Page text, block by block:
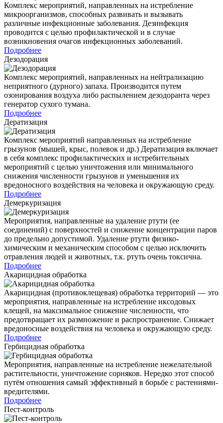
Комплекс мероприятий, направленных на истребление
микроорганизмов, способных развивать и вызывать
различные инфекционные заболевания. Дезинфекция
проводится с целью профилактической и в случае
возникновения очагов инфекционных заболеваний.
Подробнее
Дезодорация
Комплекс мероприятий, направленных на нейтрализацию
неприятного (дурного) запаха. Производится путем
озонирования воздуха либо распылением дезодоранта через
генератор сухого тумана.
Подробнее
Дератизация
Комплекс мероприятий направленных на истребление
грызунов (мышей, крыс, полевок и др.) Дератизация включает
в себя комплекс профилактических и истребительных
мероприятий с целью уничтожения или минимального
снижения численности грызунов и уменьшения их
вредоносного воздействия на человека и окружающую среду.
Подробнее
Демеркуризация
Мероприятия, направленные на удаление ртути (ее
соединений) с поверхностей и снижение концентрации паров
до предельно допустимой. Удаление ртути физико-
химическим и механическим способом с целью исключить
отравления людей и животных, т.к. ртуть очень токсична.
Подробнее
Акарицидная обработка
Акарицидная (противоклещевая) обработка территорий — это
мероприятия, направленные на истребление иксодовых
клещей, на максимальное снижение численности, что
предотвращает их размножение и распространение. Снижает
вредоносные воздействия на человека и окружающую среду.
Подробнее
Гербицидная обработка
Мероприятия, направленные на истребление нежелательной
растительности, уничтожение сорняков. Нередко этот способ
путём отношения самый эффективный в борьбе с растениями-
вредителями.
Подробнее
Пест-контроль